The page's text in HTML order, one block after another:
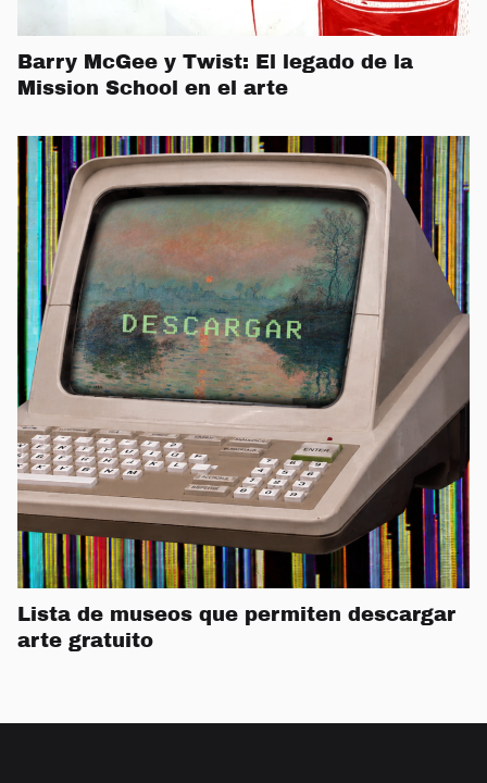
Barry McGee y Twist: El legado de la
Mission School en el arte
Lista de museos que permiten descargar
arte gratuito